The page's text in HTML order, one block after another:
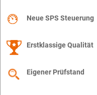
Neue SPS Steuerung
Erstklassige Qualität
Eigener Prüfstand